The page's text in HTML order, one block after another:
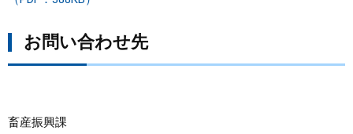
お問い合わせ先
畜産振興課